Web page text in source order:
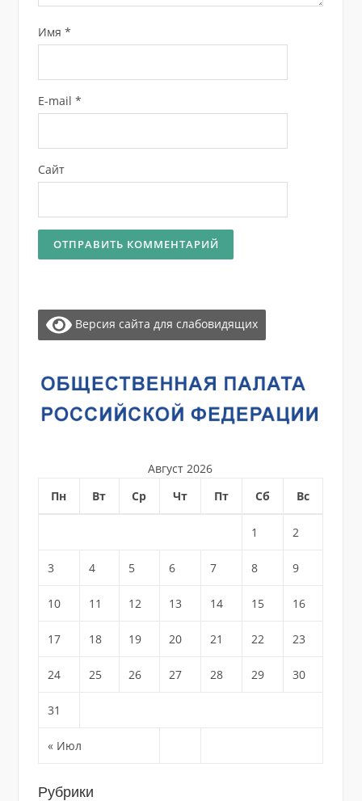
Имя *
E-mail *
Сайт
Версия сайта для слабовидящих
Август 2026
Пн
Вт Ср Чт Пт Сб Вс
« Июл
1 2
3 4 5 6 7 8 9
10 11 12 13 14 15 16
17 18 19 20 21 22 23
24 25 26 27 28 29 30
31
Рубрики